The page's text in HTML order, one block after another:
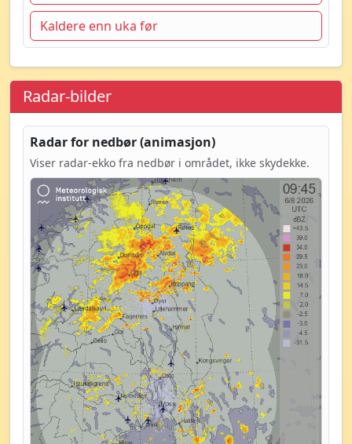
Kaldere enn uka før
Radar-bilder
Radar for nedbør (animasjon)
Viser radar-ekko fra nedbør i området, ikke skydekke.